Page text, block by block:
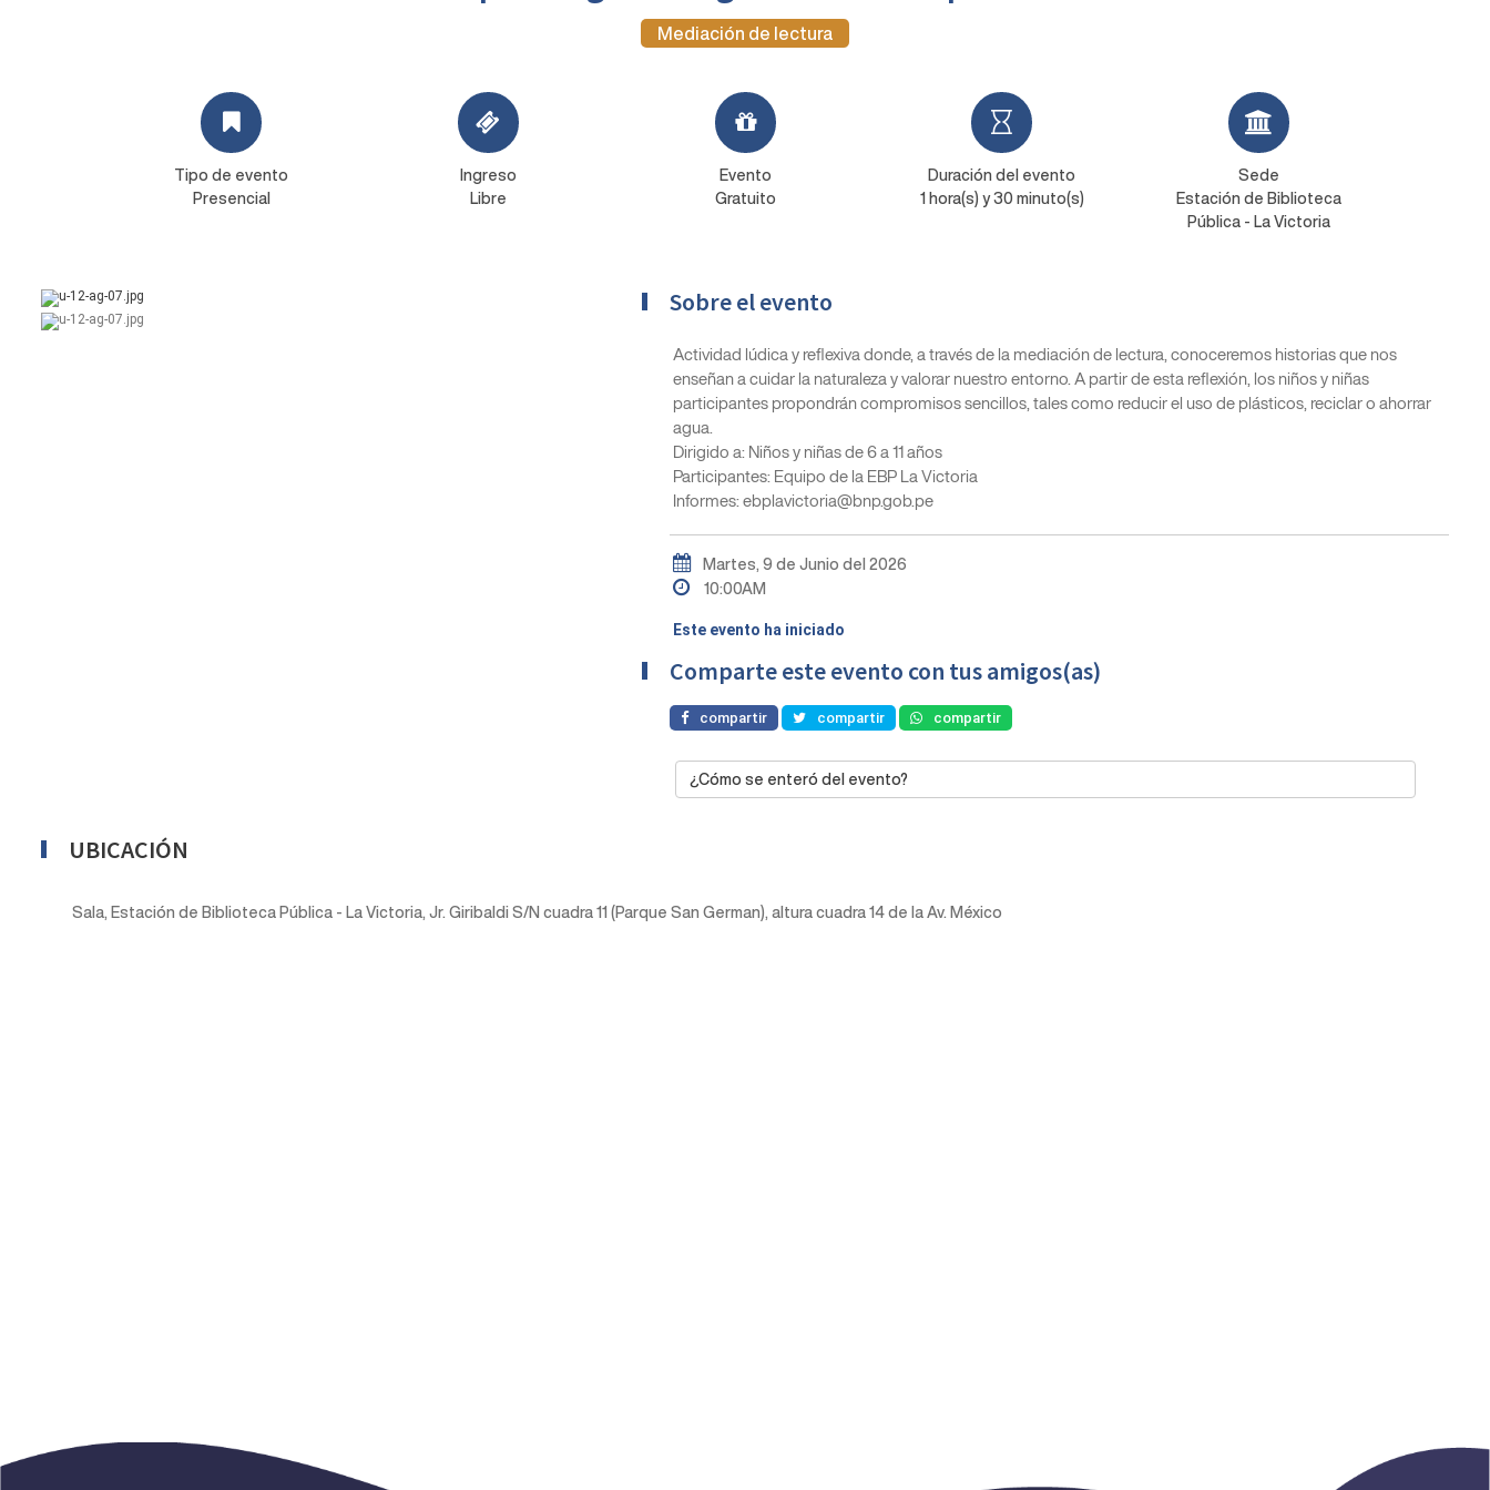
Mediación de lectura
Tipo de evento
Presencial
Ingreso
Libre
Evento
Gratuito
Duración del evento
1 hora(s) y 30 minuto(s)
Sede
Estación de Biblioteca
Pública - La Victoria
Sobre el evento
Actividad lúdica y reflexiva donde, a través de la mediación de lectura, conoceremos historias que nos
enseñan a cuidar la naturaleza y valorar nuestro entorno. A partir de esta reflexión, los niños y niñas
participantes propondrán compromisos sencillos, tales como reducir el uso de plásticos, reciclar o ahorrar
agua.
Dirigido a: Niños y niñas de 6 a 11 años
Participantes: Equipo de la EBP La Victoria
Informes: ebplavictoria@bnp.gob.pe
Martes, 9 de Junio del 2026
10:00AM
Este evento ha iniciado
Comparte este evento con tus amigos(as)
compartir compartir compartir
¿Cómo se enteró del evento?
UBICACIÓN
Sala, Estación de Biblioteca Pública - La Victoria, Jr. Giribaldi S/N cuadra 11 (Parque San German), altura cuadra 14 de la Av. México